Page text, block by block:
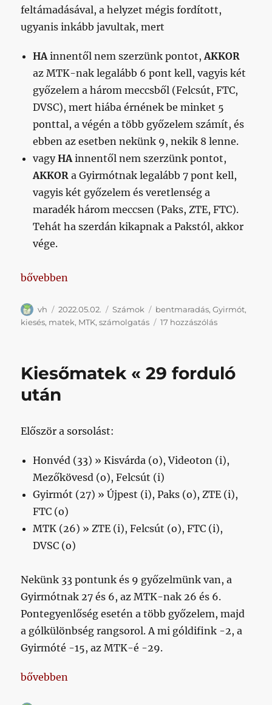
feltámadásával, a helyzet mégis fordított,
ugyanis inkább javultak, mert
HAinnentől nem szerzünk pontot,AKKOR
az MTK-nak legalább 6 pont kell, vagyis két
győzelem a három meccsből (Felcsút, FTC,
DVSC), mert hiába érnének be minket 5
ponttal, a végén a több győzelem számít, és
ebben az esetben nekünk 9, nekik 8 lenne.
vagyHAinnentől nem szerzünk pontot,
AKKORa Gyirmótnak legalább 7 pont kell,
vagyis két győzelem és veretlenség a
maradék három meccsen (Paks, ZTE, FTC).
Tehát ha szerdán kikapnak a Pakstól, akkor
vége.
„Kiesőmatek « 30 forduló után”
bővebben
Szerző
vh Közzétéve
2022.05.02. Kategória
Számok Címke
bentmaradás,Gyirmót,
kiesés, matek, MTK,számolgatás 17 hozzászólásKiesőmatek
után
Kiesőmatek « 29 forduló
után
Először a sorsolást:
Honvéd (33) » Kisvárda (o), Videoton (i),
Mezőkövesd (o), Felcsút (i)
Gyirmót (27) » Újpest (i), Paks (o), ZTE (i),
FTC (o)
MTK (26) » ZTE (i), Felcsút (o), FTC (i),
DVSC (o)
Nekünk 33 pontunk és 9 győzelmünk van, a
Gyirmótnak 27 és 6, az MTK-nak 26 és 6.
Pontegyenlőség esetén a több győzelem, majd
a gólkülönbség rangsorol. A mi góldifink -2, a
Gyirmóté -15, az MTK-é -29.
„Kiesőmatek « 29 forduló után”
bővebben